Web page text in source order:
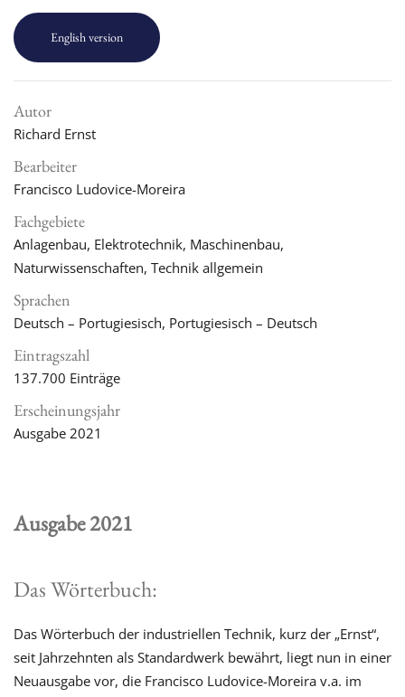
English version
Autor
Richard Ernst
Bearbeiter
Francisco Ludovice-Moreira
Fachgebiete
Anlagenbau, Elektrotechnik, Maschinenbau,
Naturwissenschaften, Technik allgemein
Sprachen
Deutsch – Portugiesisch, Portugiesisch – Deutsch
Eintragszahl
137.700 Einträge
Erscheinungsjahr
Ausgabe 2021
Ausgabe 2021
Das Wörterbuch:
Das Wörterbuch der industriellen Technik, kurz der „Ernst“,
seit Jahrzehnten als Standardwerk bewährt, liegt nun in einer
Neuausgabe vor, die Francisco Ludovice-Moreira v.a. im